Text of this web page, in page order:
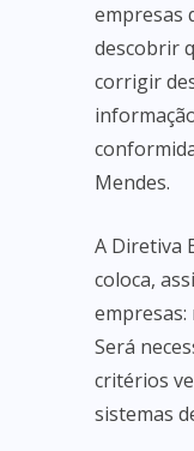
empresas
descobrir
corrigir
Mendes.
A Diretiva
coloca,
Será
critérios
sistemas